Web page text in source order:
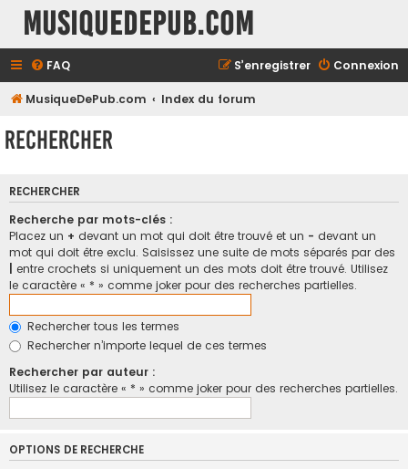
MusiqueDePub.com
FAQ Connexion
S’enregistrer
MusiqueDePub.com Index du forum
Rechercher
RECHERCHER
Recherche par mots-clés :
Placez un + devant un mot qui doit être trouvé et un - devant un
mot qui doit être exclu. Saisissez une suite de mots séparés par des
entre crochets si uniquement un des mots doit être trouvé. Utilisez
le caractère « * » comme joker pour des recherches partielles.
Rechercher tous les termes
Rechercher n’importe lequel de ces termes
Rechercher par auteur :
Utilisez le caractère « * » comme joker pour des recherches partielles.
OPTIONS DE RECHERCHE